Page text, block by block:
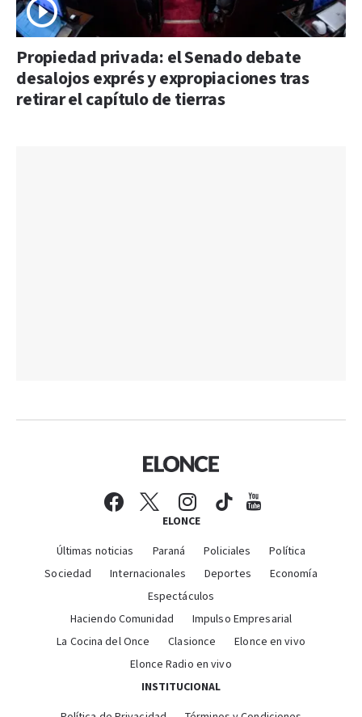
Propiedad privada: el Senado debate
desalojos exprés y expropiaciones tras
retirar el capítulo de tierras
ELONCE
Últimas noticias Paraná Policiales
Política
Sociedad
Internacionales Deportes
Economía
Espectáculos
Haciendo Comunidad
Impulso Empresarial
La Cocina del Once
Clasionce
Elonce en vivo
Elonce Radio en vivo
INSTITUCIONAL